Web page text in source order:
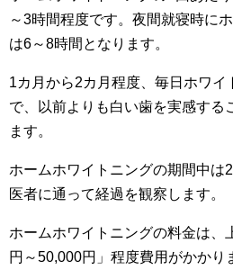
～3時間程度です。夜間就寝時に
は6～8時間となります。
1カ月から2カ月程度、毎日ホワイ
で、以前よりも白い歯を実感する
ます。
ホームホワイトニングの期間中は
医者に通って経過を観察します。
ホームホワイトニングの料金は、
円～50,000円」程度費用がかかり